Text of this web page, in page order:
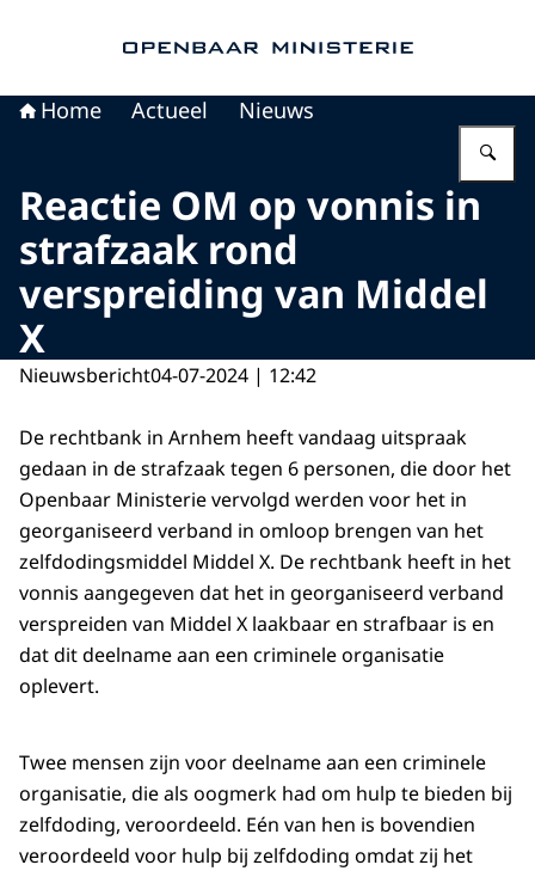
Home Actueel Nieuws
Reactie OM op vonnis in
strafzaak rond
verspreiding van Middel
X
Nieuwsbericht04-07-2024 | 12:42
De rechtbank in Arnhem heeft vandaag uitspraak
gedaan in de strafzaak tegen 6 personen, die door het
Openbaar Ministerie vervolgd werden voor het in
georganiseerd verband in omloop brengen van het
zelfdodingsmiddel Middel X. De rechtbank heeft in het
vonnis aangegeven dat het in georganiseerd verband
verspreiden van Middel X laakbaar en strafbaar is en
dat dit deelname aan een criminele organisatie
oplevert.
Twee mensen zijn voor deelname aan een criminele
organisatie, die als oogmerk had om hulp te bieden bij
zelfdoding, veroordeeld. Eén van hen is bovendien
veroordeeld voor hulp bij zelfdoding omdat zij het